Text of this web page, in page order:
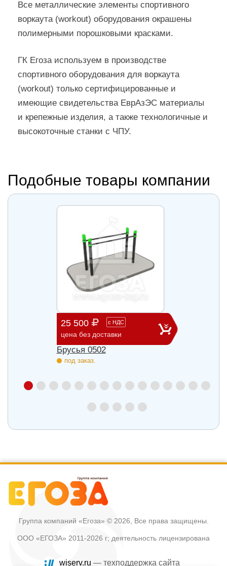
Все металлические элементы спортивного
воркаута (workout) оборудования окрашены
полимерными порошковыми красками.
ГК Егоза используем в производстве
спортивного оборудования для воркаута
(workout) только сертифицированные и
имеющие свидетельства ЕврАзЭС материалы
и крепежные изделия, а также технологичные и
высокоточные станки с ЧПУ.
Подобные товары компании
25 500 с НДС
цена без доставки
Брусья 0502
под заказ.
Группа компаний «Егоза» © 2026, Все права защищены.
ООО «ЕГОЗА» 2011-2026 г; деятельность лицензирована
wiserv.ru — техподдержка сайта